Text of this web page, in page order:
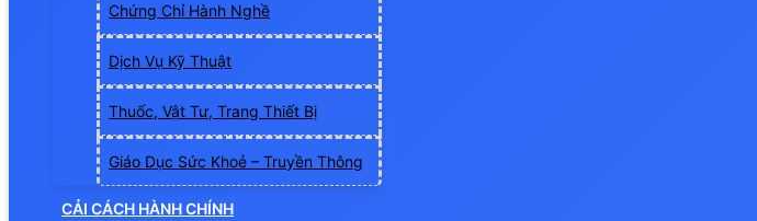
Chứng Chỉ Hành Nghề
Dịch Vụ Kỹ Thuật
Thuốc, Vật Tư, Trang Thiết Bị
Giáo Dục Sức Khoẻ – Truyền Thông
CẢI CÁCH HÀNH CHÍNH